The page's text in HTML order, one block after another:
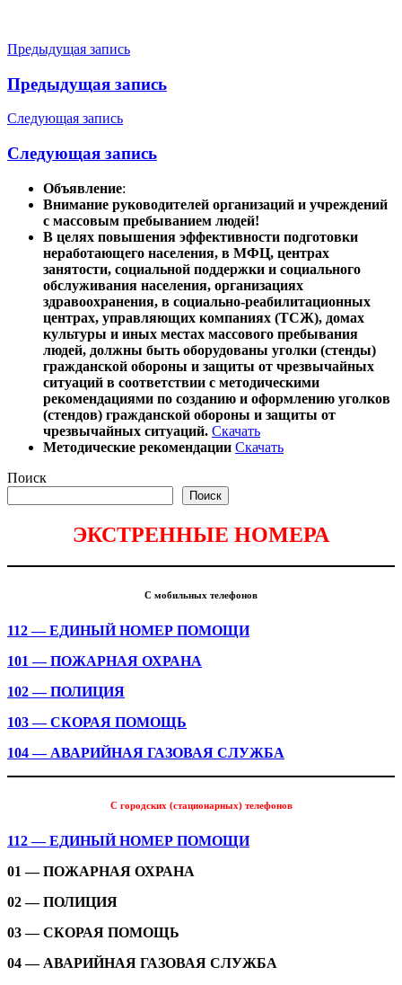
Навигация
по
записям
Предыдущая запись
Предыдущая запись
Следующая запись
Следующая запись
Объявление:
Внимание руководителей организаций и учреждений
с массовым пребыванием людей!
В целях повышения эффективности подготовки
неработающего населения, в МФЦ, центрах
занятости, социальной поддержки и социального
обслуживания населения, организациях
здравоохранения, в социально-реабилитационных
центрах, управляющих компаниях (ТСЖ), домах
культуры и иных местах массового пребывания
людей, должны быть оборудованы уголки (стенды)
гражданской обороны и защиты от чрезвычайных
ситуаций в соответствии с методическими
рекомендациями по созданию и оформлению уголков
(стендов) гражданской обороны и защиты от
чрезвычайных ситуаций. Скачать
Методические рекомендации Скачать
Поиск
Поиск
ЭКСТРЕННЫЕ НОМЕРА
С мобильных телефонов
112 — ЕДИНЫЙ НОМЕР ПОМОЩИ
101 — ПОЖАРНАЯ ОХРАНА
102 — ПОЛИЦИЯ
103 — СКОРАЯ ПОМОЩЬ
104 — АВАРИЙНАЯ ГАЗОВАЯ СЛУЖБА
С городских (стационарных) телефонов
112 — ЕДИНЫЙ НОМЕР ПОМОЩИ
01 — ПОЖАРНАЯ ОХРАНА
02 — ПОЛИЦИЯ
03 — СКОРАЯ ПОМОЩЬ
04 — АВАРИЙНАЯ ГАЗОВАЯ СЛУЖБА